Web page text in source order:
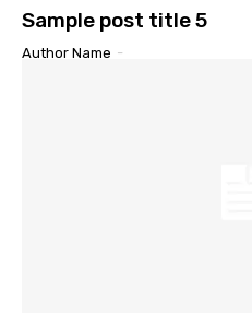
Sample post title 5
Author Name -